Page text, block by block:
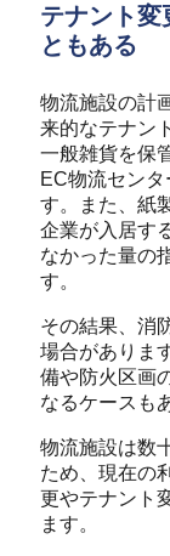
テナント変
ともある
物流施設の計
来的なテナン
一般雑貨を保
EC物流セン
す。また、紙
企業が入居す
なかった量の
す。
その結果、消
場合がありま
備や防火区画
なるケースも
物流施設は数
ため、現在の
更やテナント
ます。